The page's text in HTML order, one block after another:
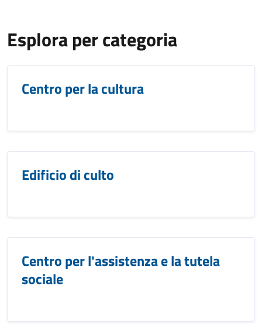
Esplora per categoria
Centro per la cultura
Edificio di culto
Centro per l'assistenza e la tutela
sociale